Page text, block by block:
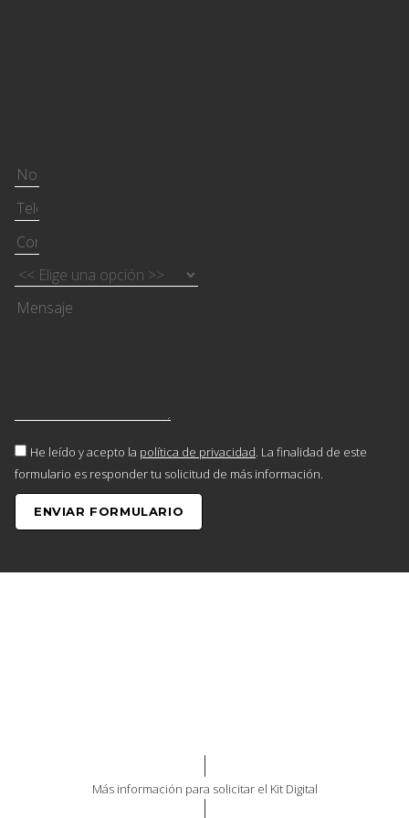
He leído y acepto la política de privacidad. La finalidad de este
formulario es responder tu solicitud de más información.
ENVIAR FORMULARIO
Más información para solicitar el Kit Digital